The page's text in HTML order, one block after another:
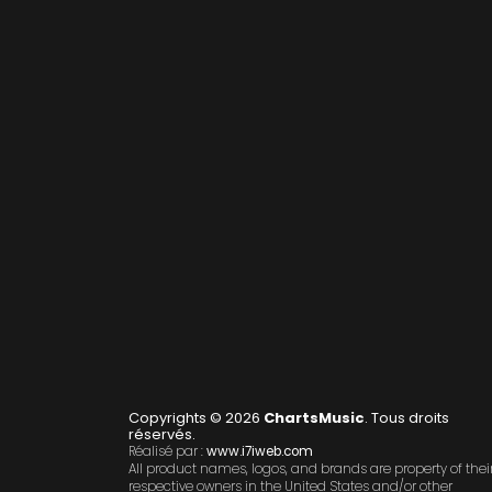
Copyrights © 2026 ChartsMusic. Tous droits
réservés.
Réalisé par :www.i7iweb.com
All product names, logos, and brands are property of
respective owners in the United States and/or other